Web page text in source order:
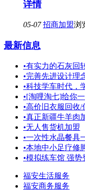
详情
05-07 招商加盟浏
最新信息
•有实力的石灰回
•完善先进设计理
•科技学车时代，
•[淘哩淘七]给你
•高价旧衣服回收/
•真正新疆牛羊肉
•无人售货机加盟
•一次性水晶餐具
•本地中小足疗修
•模拟练车馆 强势
福安生活服务
福安商务服务